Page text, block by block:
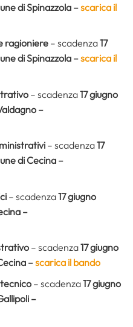
di Spinazzola –scarica il
ragioniere– scadenza17
di Spinazzola –scarica il
– scadenza17 giugno
–
– scadenza17
di Cecina –
– scadenza17 giugno
–
– scadenza17 giugno
–scarica il bando
– scadenza17 giugno
–